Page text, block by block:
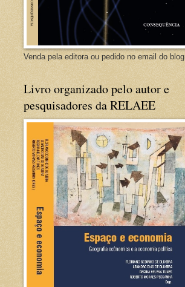
Venda pela editora ou pedido no email do blog
Livro organizado pelo autor e
pesquisadores da RELAEE